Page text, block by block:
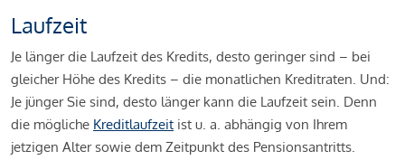
Laufzeit
Je länger die Laufzeit des Kredits, desto geringer sind – bei
gleicher Höhe des Kredits – die monatlichen Kreditraten. Und:
Je jünger Sie sind, desto länger kann die Laufzeit sein. Denn
die mögliche Kreditlaufzeit ist u. a. abhängig von Ihrem
jetzigen Alter sowie dem Zeitpunkt des Pensionsantritts.